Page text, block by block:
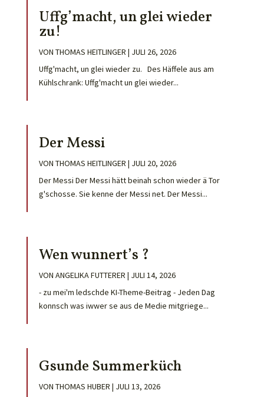
Uffg’macht, un glei wieder
zu!
VON THOMAS HEITLINGER | JULI 26, 2026
Uffg'macht, un glei wieder zu. Des Häffele aus am
Kühlschrank: Uffg'macht un glei wieder...
Der Messi
VON THOMAS HEITLINGER | JULI 20, 2026
Der Messi Der Messi hätt beinah schon wieder ä Tor
g'schosse. Sie kenne der Messi net. Der Messi...
Wen wunnert’s ?
VON ANGELIKA FUTTERER | JULI 14, 2026
- zu mei'm ledschde KI-Theme-Beitrag - Jeden Dag
konnsch was iwwer se aus de Medie mitgriege...
Gsunde Summerküch
VON THOMAS HUBER | JULI 13, 2026